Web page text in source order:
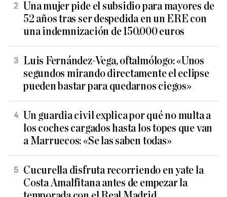
Una mujer pide el subsidio para mayores de
52 años tras ser despedida en un ERE con
una indemnización de 150.000 euros
Luis Fernández-Vega, oftalmólogo: «Unos
segundos mirando directamente el eclipse
pueden bastar para quedarnos ciegos»
Un guardia civil explica por qué no multa a
los coches cargados hasta los topes que van
a Marruecos: «Se las saben todas»
Cucurella disfruta recorriendo en yate la
Costa Amalfitana antes de empezar la